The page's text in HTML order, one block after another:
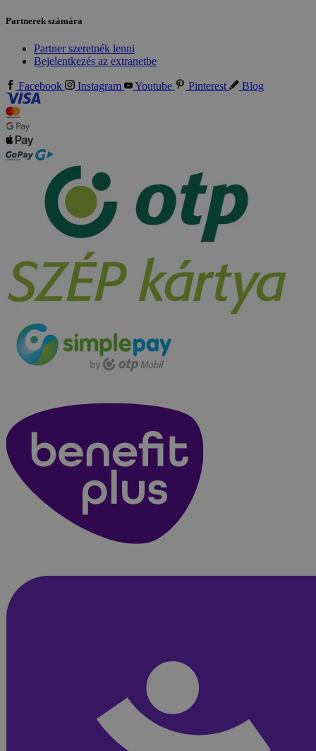
Partnerek számára
Partner szeretnék lenni
Bejelentkezés az extranetbe
Facebook Instagram Youtube Pinterest Blog